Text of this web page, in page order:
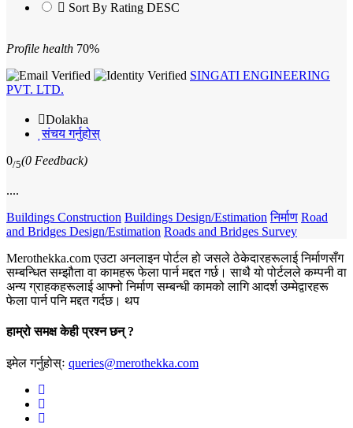
Sort By Rating DESC
Profile health 70%
SINGATI ENGINEERING
PVT. LTD.
Dolakha
संचय गर्नुहोस्
0/5(0 Feedback)
....
Buildings Construction Buildings Design/Estimation निर्माण Road
and Bridges Design/Estimation Roads and Bridges Survey
Merothekka.com एउटा अनलाइन पोर्टल हो जसले ठेकेदारहरूलाई निर्माणसँग
सम्बन्धित सम्झौता वा कामहरू फेला पार्न मद्दत गर्छ। साथै यो पोर्टलले कम्पनी वा
अन्य ग्राहकहरूलाई आफ्नो निर्माण सम्बन्धी कामको लागि आदर्श उम्मेद्वारहरू
फेला पार्न पनि मद्दत गर्दछ। थप
हाम्रो समक्ष केही प्रश्न छन् ?
इमेल गर्नुहोस्ः queries@merothekka.com